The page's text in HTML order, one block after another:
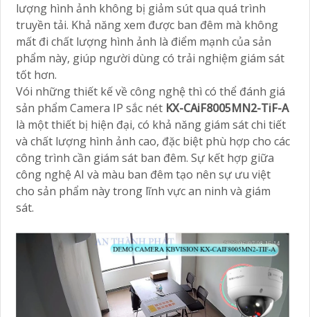
lượng hình ảnh không bị giảm sút qua quá trình
truyền tải. Khả năng xem được ban đêm mà không
mất đi chất lượng hình ảnh là điểm mạnh của sản
phẩm này, giúp người dùng có trải nghiệm giám sát
tốt hơn.
Vói những thiết kế về công nghệ thì có thể đánh giá
sản phẩm Camera IP sắc nét KX-CAiF8005MN2-TiF-A
là một thiết bị hiện đại, có khả năng giám sát chi tiết
và chất lượng hình ảnh cao, đặc biệt phù hợp cho các
công trình cần giám sát ban đêm. Sự kết hợp giữa
công nghệ AI và màu ban đêm tạo nên sự ưu việt
cho sản phẩm này trong lĩnh vực an ninh và giám
sát.